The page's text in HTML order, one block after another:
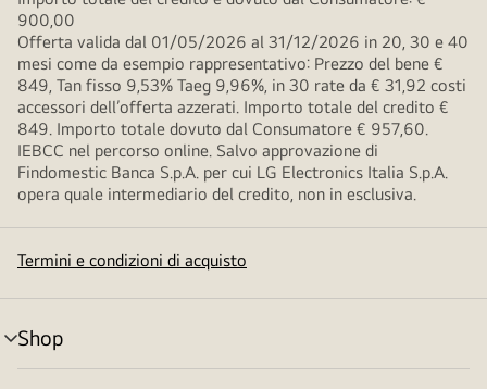
900,00
Offerta valida dal 01/05/2026 al 31/12/2026 in 20, 30 e 40
mesi come da esempio rappresentativo: Prezzo del bene €
849, Tan fisso 9,53% Taeg 9,96%, in 30 rate da € 31,92 costi
accessori dell’offerta azzerati. Importo totale del credito €
849. Importo totale dovuto dal Consumatore € 957,60.
IEBCC nel percorso online. Salvo approvazione di
Findomestic Banca S.p.A. per cui LG Electronics Italia S.p.A.
opera quale intermediario del credito, non in esclusiva.
Termini e condizioni di acquisto
Shop
Attivazione
menu